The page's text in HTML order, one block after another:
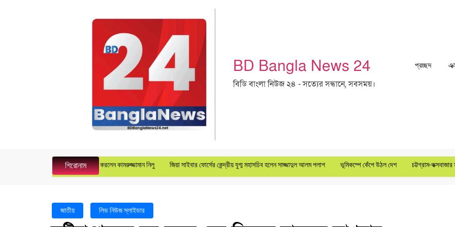
BD Bangla News 24
বিডি বাংলা নিউজ ২৪ - সত্যের সন্ধানে, সবসময়।
প্রচ্ছদ
শিরোনাম
ম্যানেজার হিসেবে যোগদান করলেন কামরুজ্জামান নিলু জিয়া সাইবার ফোর্সের কেন্দ্রীয় যুগ্ম মহাসচিব হলেন সাজ্জাদুল আলম পলাশ ভূমিকম্পে কেঁপে উঠল দেশ চট্টগ্রাম-কক্সবাজার সড়ক ৬
জাতীয় লিড নিউজ স্লাইডার